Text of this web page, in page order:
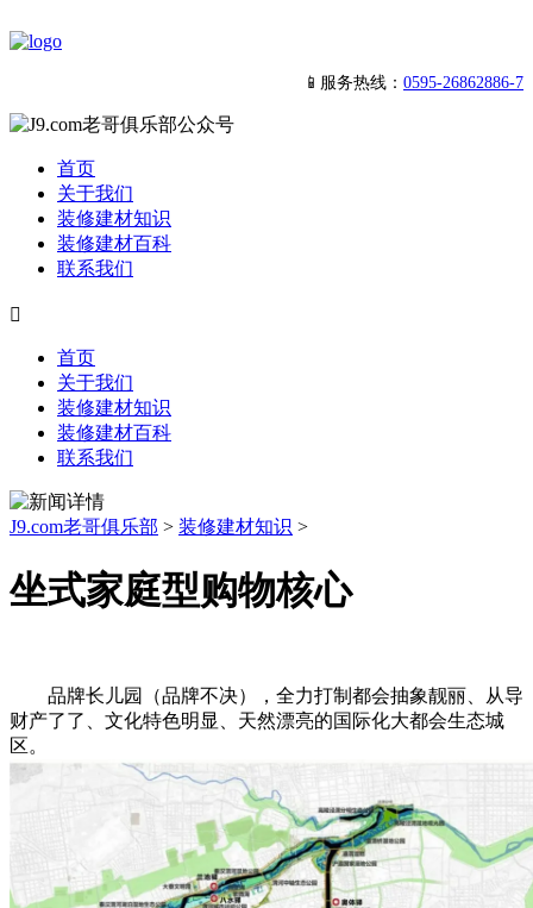
📱服务热线： 0595-26862886-7
首页
关于我们
装修建材知识
装修建材百科
联系我们

首页
关于我们
装修建材知识
装修建材百科
联系我们
J9.com老哥俱乐部 > 装修建材知识 >
坐式家庭型购物核心
品牌长儿园（品牌不决），全力打制都会抽象靓丽、从导
财产了了、文化特色明显、天然漂亮的国际化大都会生态城
区。